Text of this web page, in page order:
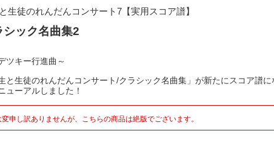
生徒のれんだんコンサート7【実用スコア譜】
シック名曲集2
ツキー行進曲～
生と生徒のれんだんコンサート/クラシック名曲集」が新たにスコア譜に
ューアルしました！
申し訳ありませんが、こちらの商品は絶版でございます。